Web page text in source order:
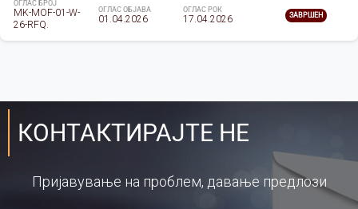
ОГЛАС БРОЈ
MK-MOF-01-W-
26-RFQ.
ОГЛАС ОБЈАВА
01.04.2026
ОГЛАС РОК
17.04.2026 ЗАВРШЕН
КОНТАКТИРАЈТЕ НЕ
Пријавување на проблем, давање предлози